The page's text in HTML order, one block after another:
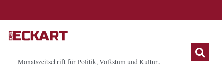
Monatszeitschrift für Politik, Volkstum und Kultur..